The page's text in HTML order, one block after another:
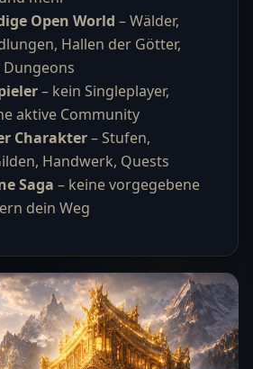
Open World – Wälder,
Hallen der Götter,
– kein Singleplayer,
aktive Community
Charakter– Stufen,
Handwerk, Quests
Saga – keine vorgegebene
dein Weg